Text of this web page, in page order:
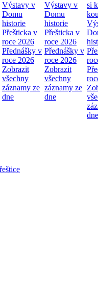
Výstavy v
Domu
historie
Přešticka v
roce 2026
Přednášky v
roce 2026
Zobrazit
všechny
záznamy ze
dne
Výstavy v
Domu
historie
Přešticka v
roce 2026
Přednášky v
roce 2026
Zobrazit
všechny
záznamy ze
dne
si
dne